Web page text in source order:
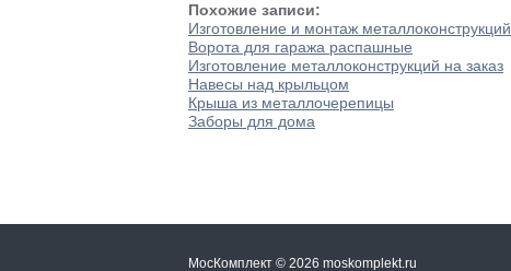
Похожие записи:
Изготовление и монтаж металлоконструкций
Ворота для гаража распашные
Изготовление металлоконструкций на заказ
Навесы над крыльцом
Крыша из металлочерепицы
Заборы для дома
МосКомплект © 2026 moskomplekt.ru